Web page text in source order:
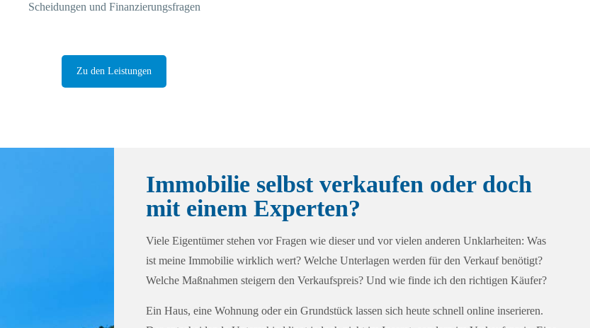
Scheidungen und Finanzierungsfragen
Zu den Leistungen
Immobilie selbst verkaufen oder doch
mit einem Experten?
Viele Eigentümer stehen vor Fragen wie dieser und vor vielen anderen Unklarheiten: Was
ist meine Immobilie wirklich wert? Welche Unterlagen werden für den Verkauf benötigt?
Welche Maßnahmen steigern den Verkaufspreis? Und wie finde ich den richtigen Käufer?
Ein Haus, eine Wohnung oder ein Grundstück lassen sich heute schnell online inserieren.